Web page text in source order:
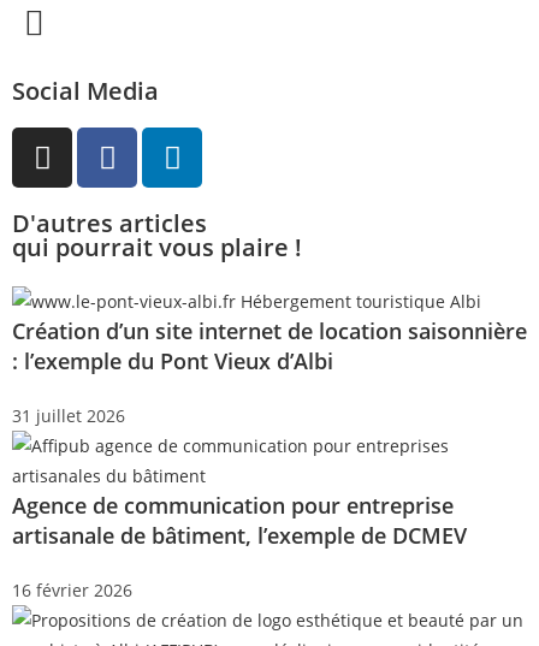
Social Media
D'autres articles
qui pourrait vous plaire !
Création d’un site internet de location saisonnière
: l’exemple du Pont Vieux d’Albi
31 juillet 2026
Agence de communication pour entreprise
artisanale de bâtiment, l’exemple de DCMEV
16 février 2026